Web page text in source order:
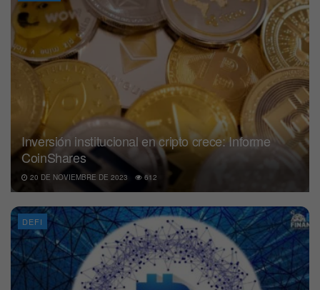
Inversión institucional en cripto crece: Informe
CoinShares
20 DE NOVIEMBRE DE 2023 612
DEFI